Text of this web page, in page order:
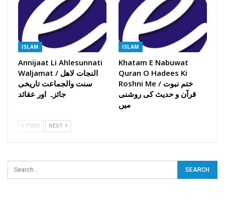
ISLAM
Annijaat Li Ahlesunnati
Waljamat / النجات لاھل
سنت والجماعت تاریخی
جائزہ اور عقائد
ISLAM
Khatam E Nabuwat
Quran O Hadees Ki
Roshni Me / ختم نبوت
قرآن و حدیث کی روشنی
میں
PREV NEXT